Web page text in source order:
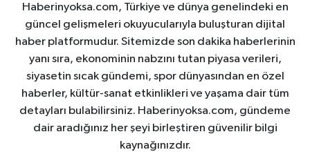
Haberinyoksa.com, Türkiye ve dünya genelindeki en
güncel gelişmeleri okuyucularıyla buluşturan dijital
haber platformudur. Sitemizde son dakika haberlerinin
yanı sıra, ekonominin nabzını tutan piyasa verileri,
siyasetin sıcak gündemi, spor dünyasından en özel
haberler, kültür-sanat etkinlikleri ve yaşama dair tüm
detayları bulabilirsiniz. Haberinyoksa.com, gündeme
dair aradığınız her şeyi birleştiren güvenilir bilgi
kaynağınızdır.